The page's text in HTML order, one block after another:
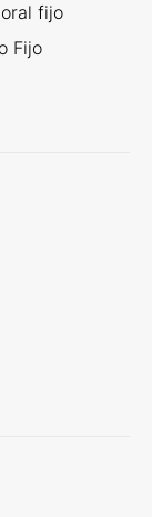
fijo
Fijo